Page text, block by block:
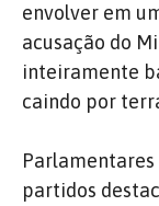
envolver em
acusação do
inteiramente
caindo por
Parlamentares
partidos